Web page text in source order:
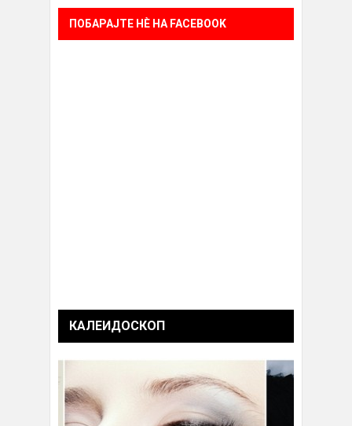
ПОБАРАЈТЕ НÈ НА FACEBOOK
КАЛЕИДОСКОП